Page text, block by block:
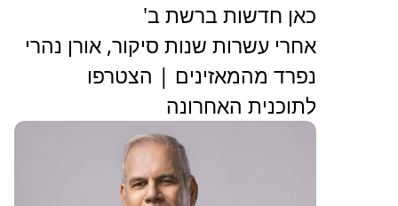
כאן חדשות ברשת ב'
אחרי עשרות שנות סיקור, אורן נהרי
נפרד מהמאזינים | הצטרפו
לתוכנית האחרונה